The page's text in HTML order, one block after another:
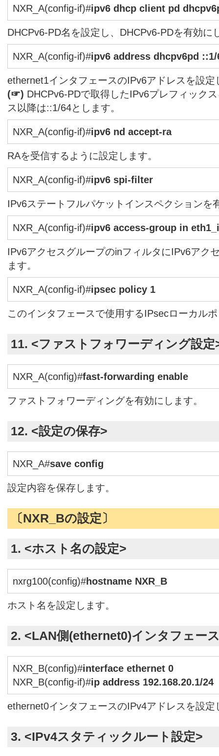
NXR_A(config-if)#ipv6 dhcp client pd
DHCPv6-PD名を設定し、DHCPv6-PDを有効に
NXR_A(config-if)#ipv6 address dhcpv6pd ::1/
ethernet1インタフェースのIPv6アドレスを設定
(☞) DHCPv6-PDで取得したIPv6プレフィック
ス以降は::1/64とします。
NXR_A(config-if)#ipv6 nd accept-ra
RAを受信するように設定します。
NXR_A(config-if)#ipv6 spi-filter
IPv6ステートフルパケットインスペクションを
NXR_A(config-if)#ipv6 access-group in
IPv6アクセスグループのinフィルタにIPv6アク
ます。
NXR_A(config-if)#ipsec policy 1
このインタフェースで使用するIPsecローカル
11. <ファストフォワーディング設定
NXR_A(config)#fast-forwarding enable
ファストフォワーディングを有効にします。
12. <設定の保存>
NXR_A#save config
設定内容を保存します。
〔NXR_Bの設定〕
1. <ホスト名の設定>
nxrg100(config)#hostname NXR_B
ホスト名を設定します。
2. <LAN側(ethernet0)インタフェー
NXR_B(config)#interface ethernet 0
NXR_B(config-if)#ip address 192.168.20.1/24
ethernet0インタフェースのIPv4アドレスを設定
3. <IPv4スタティックルート設定>